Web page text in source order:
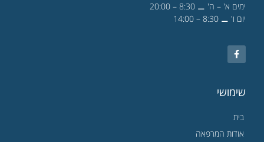
ימים א' – ה' ⚊ 8:30 – 20:00
יום ו' ⚊ 8:30 – 14:00
שימושי
בית
אודות המרפאה